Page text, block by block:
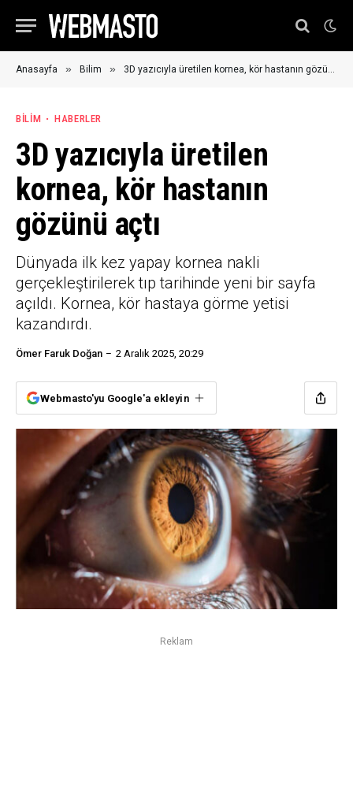
Anasayfa » Bilim » 3D yazıcıyla üretilen kornea, kör hastanın gözünü açtı
BILIM HABERLER
3D yazıcıyla üretilen
kornea, kör hastanın
gözünü açtı
Dünyada ilk kez yapay kornea nakli
gerçekleştirilerek tıp tarihinde yeni bir sayfa
açıldı. Kornea, kör hastaya görme yetisi
kazandırdı.
Ömer Faruk Doğan 2 Aralık 2025, 20:29
Webmasto'yu Google'a ekleyin
Reklam